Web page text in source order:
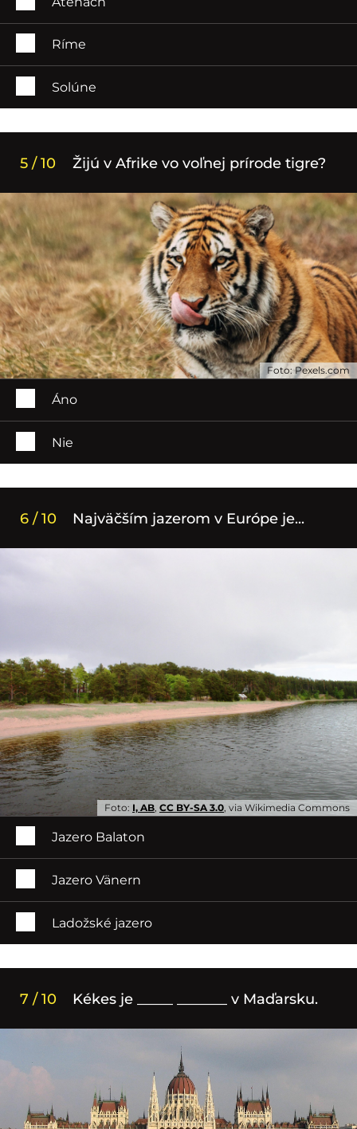
Ríme
Solúne
5 / 10 Žijú v Afrike vo voľnej prírode tigre?
Foto: Pexels.com
Áno
Nie
6 / 10 Najväčším jazerom v Európe je...
Foto: I, AB, CC BY-SA 3.0, via Wikimedia Commons
Jazero Balaton
Jazero Vänern
Ladožské jazero
7 / 10 Kékes je _____ _______ v Maďarsku.